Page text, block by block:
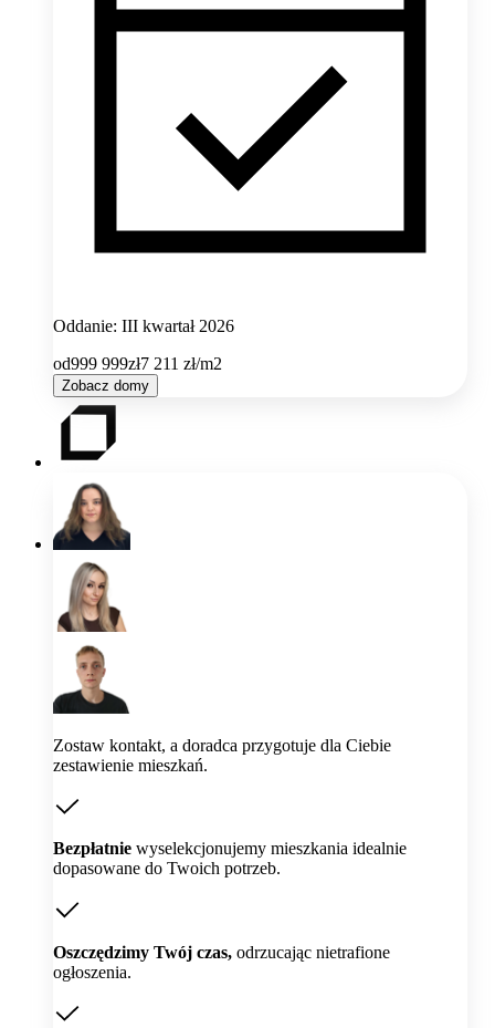
Oddanie: III kwartał 2026
od999 999zł7 211 zł/m2
Zobacz domy
Zostaw kontakt, a doradca przygotuje dla Ciebie
zestawienie mieszkań.
Bezpłatnie wyselekcjonujemy mieszkania idealnie
dopasowane do Twoich potrzeb.
Oszczędzimy Twój czas, odrzucając nietrafione
ogłoszenia.